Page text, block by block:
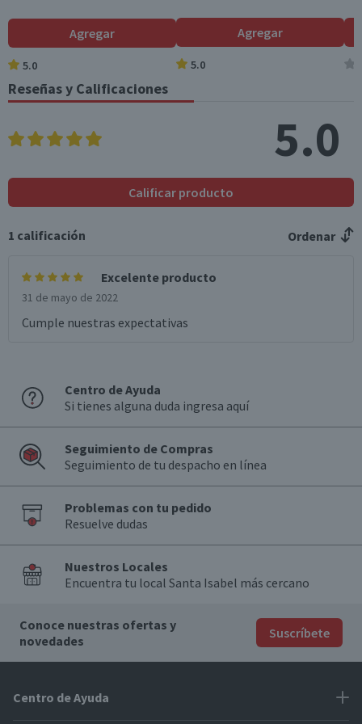
Garantía Mínima Legal
Válida hasta su fecha de caducidad
Válida hasta su fecha de caducidad
Agregar
5.0
Agregar
5.0
Reseñas y Calificaciones
5.0
Calificar producto
1 calificación Ordenar
Excelente producto
31 de mayo de 2022
Cumple nuestras expectativas
Centro de Ayuda
Si tienes alguna duda ingresa aquí
Seguimiento de Compras
Seguimiento de tu despacho en línea
Problemas con tu pedido
Resuelve dudas
Nuestros Locales
Encuentra tu local Santa Isabel más cercano
Conoce nuestras ofertas y
novedades
Suscríbete
Centro de Ayuda